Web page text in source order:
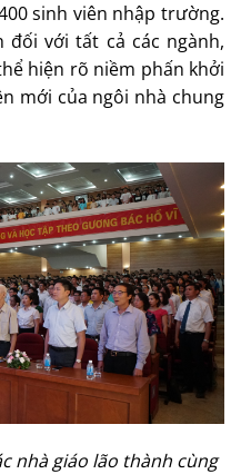
sinh viên nhập trường.
đối với tất cả các ngành,
hiện rõ niềm phấn khởi
mới của ngôi nhà chung
nhà giáo lão thành cùng